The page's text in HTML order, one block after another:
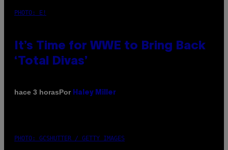
PHOTO: E!
It’s Time for WWE to Bring Back
‘Total Divas’
hace 3 horasPor Haley Miller
PHOTO: GCSHUTTER / GETTY IMAGES